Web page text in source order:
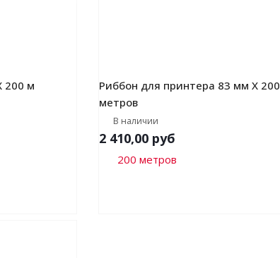
200 м
Риббон для принтера 83 мм Х 200
метров
В наличии
2 410,00 руб